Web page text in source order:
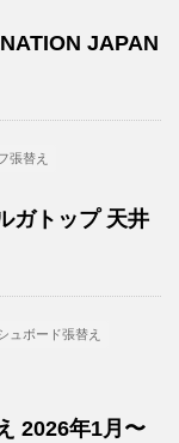
JAPAN
張替え
ガトップ 天井
ュボード張替え
2026年1月〜